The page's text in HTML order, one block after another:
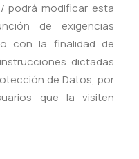
podrá modificar esta
de exigencias
o con la finalidad de
dictadas
de Datos, por
que la visiten